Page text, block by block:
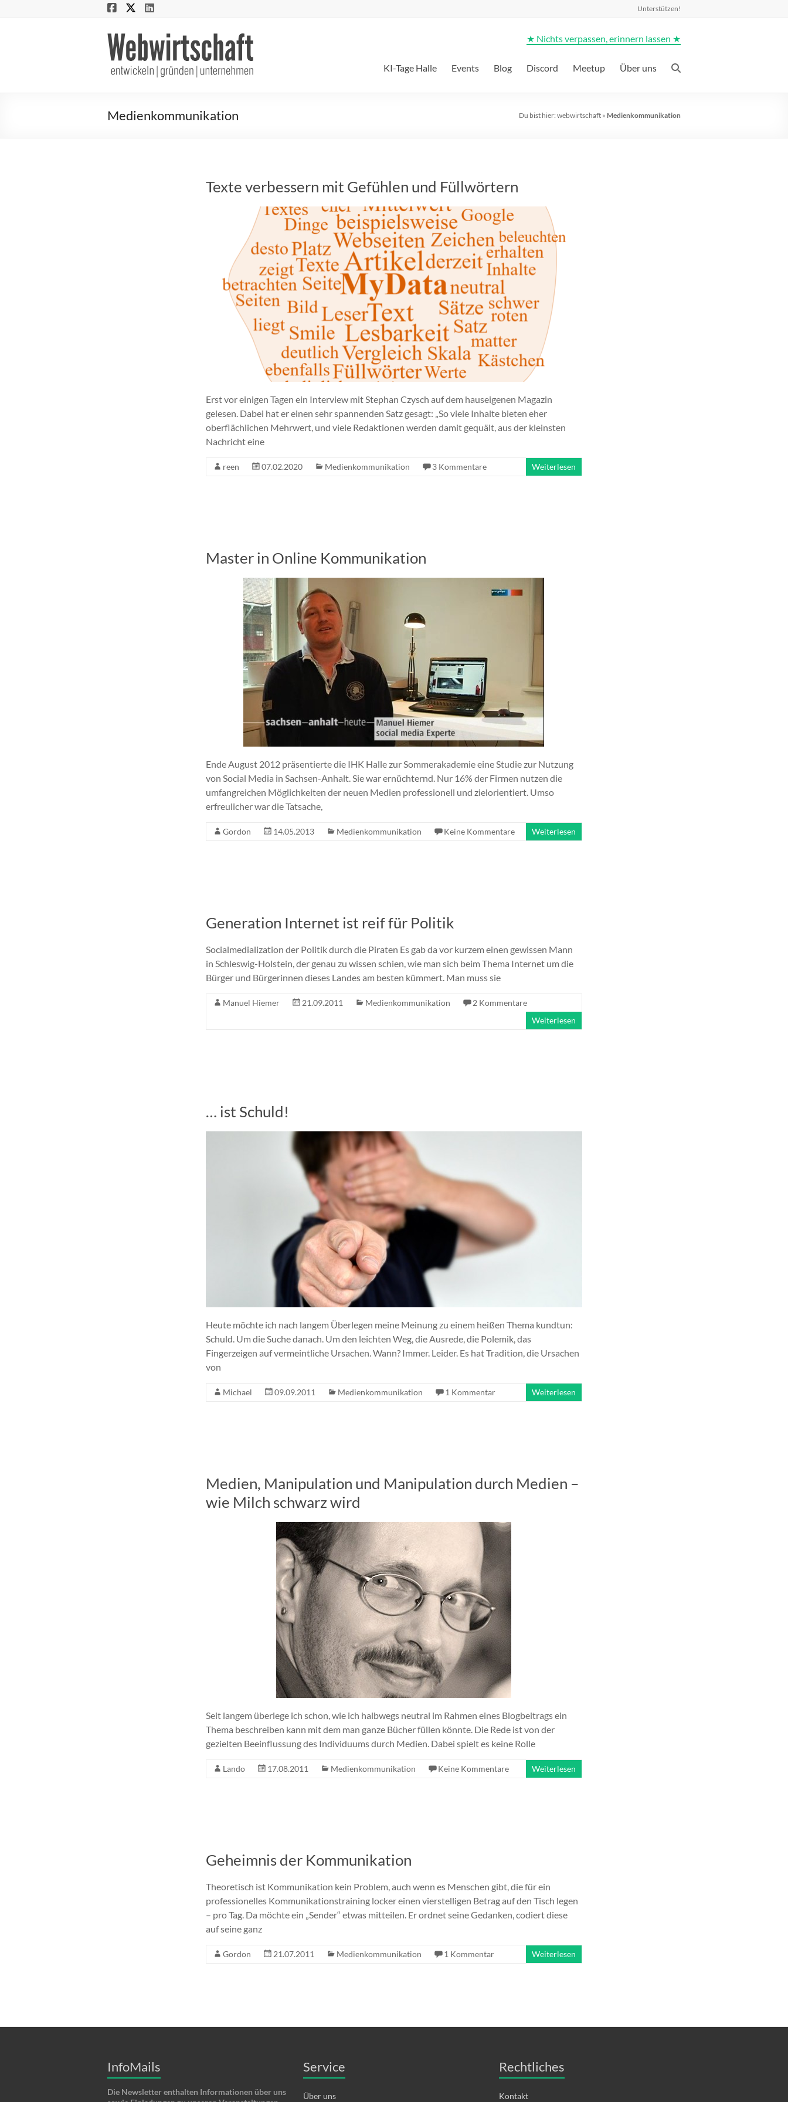
Unterstützen!
Webwirtschaft
gründen
|
★ Nichts verpassen, erinnern lassen ★
KI-Tage Halle Events Blog Discord Meetup Über uns
Medienkommunikation Du bist hier: webwirtschaft » Medienkommunikation
Texte verbessern mit Gefühlen und Füllwörtern
Erst vor einigen Tagen ein Interview mit Stephan Czysch auf dem hauseigenen Magazin
gelesen. Dabei hat er einen sehr spannenden Satz gesagt: „So viele Inhalte bieten eher
oberflächlichen Mehrwert, und viele Redaktionen werden damit gequält, aus der kleinsten
Nachricht eine
reen 07.02.2020 Medienkommunikation 3 Kommentare Weiterlesen
Master in Online Kommunikation
Ende August 2012 präsentierte die IHK Halle zur Sommerakademie eine Studie zur Nutzung
von Social Media in Sachsen-Anhalt. Sie war ernüchternd. Nur 16% der Firmen nutzen die
umfangreichen Möglichkeiten der neuen Medien professionell und zielorientiert. Umso
erfreulicher war die Tatsache,
Gordon 14.05.2013 Medienkommunikation Keine Kommentare Weiterlesen
Generation Internet ist reif für Politik
Socialmedialization der Politik durch die Piraten Es gab da vor kurzem einen gewissen Mann
in Schleswig-Holstein, der genau zu wissen schien, wie man sich beim Thema Internet um die
Bürger und Bürgerinnen dieses Landes am besten kümmert. Man muss sie
Manuel Hiemer 21.09.2011 Medienkommunikation
2 Kommentare
Weiterlesen
… ist Schuld!
Heute möchte ich nach langem Überlegen meine Meinung zu einem heißen Thema kundtun:
Schuld. Um die Suche danach. Um den leichten Weg, die Ausrede, die Polemik, das
Fingerzeigen auf vermeintliche Ursachen. Wann? Immer. Leider. Es hat Tradition, die Ursachen
von
Michael 09.09.2011 Medienkommunikation 1 Kommentar Weiterlesen
Medien, Manipulation und Manipulation durch Medien –
wie Milch schwarz wird
Seit langem überlege ich schon, wie ich halbwegs neutral im Rahmen eines Blogbeitrags ein
Thema beschreiben kann mit dem man ganze Bücher füllen könnte. Die Rede ist von der
gezielten Beeinflussung des Individuums durch Medien. Dabei spielt es keine Rolle
Lando 17.08.2011 Medienkommunikation Keine Kommentare Weiterlesen
Geheimnis der Kommunikation
Theoretisch ist Kommunikation kein Problem, auch wenn es Menschen gibt, die für ein
professionelles Kommunikationstraining locker einen vierstelligen Betrag auf den Tisch legen
– pro Tag. Da möchte ein „Sender“ etwas mitteilen. Er ordnet seine Gedanken, codiert diese
auf seine ganz
Gordon 21.07.2011 Medienkommunikation 1 Kommentar Weiterlesen
InfoMails
Die Newsletter enthalten Informationen über uns
Service
Über uns
Rechtliches
Kontakt